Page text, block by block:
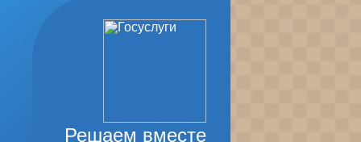
Решаем вместе